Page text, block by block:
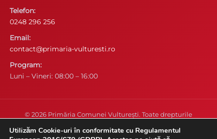
Telefon:
0248 296 256
Email:
contact@primaria-vulturesti.ro
Program:
Luni – Vineri: 08:00 – 16:00
© 2026 Primăria Comunei Vulturești. Toate drepturile
rezervate.
Utilizăm Cookie-uri în conformitate cu Regulamentul